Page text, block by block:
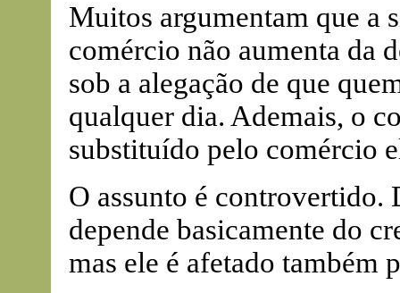
Muitos argumentam que a
comércio não aumenta da
sob a alegação de que
qualquer dia. Ademais, o
substituído pelo comércio
O assunto é controvertido.
depende basicamente do
mas ele é afetado também